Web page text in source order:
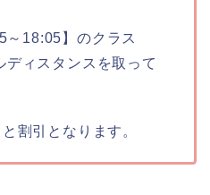
～18:05】のクラス
ディスタンスを取って
割引となります。